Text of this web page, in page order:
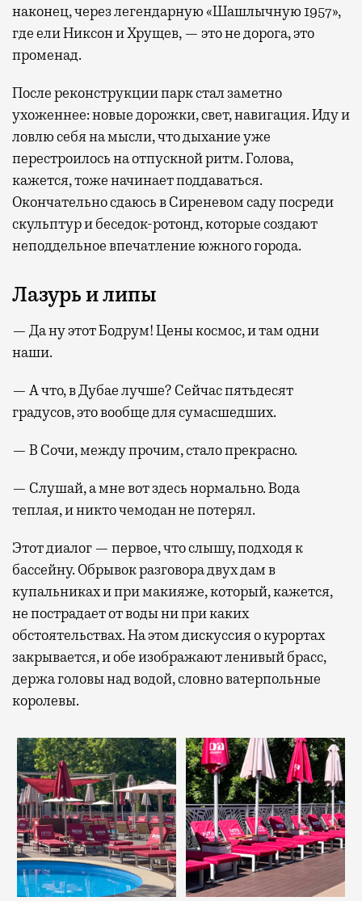
наконец, через легендарную «Шашлычную 1957»,
где ели Никсон и Хрущев, — это не дорога, это
променад.
После реконструкции парк стал заметно
ухоженнее: новые дорожки, свет, навигация. Иду и
ловлю себя на мысли, что дыхание уже
перестроилось на отпускной ритм. Голова,
кажется, тоже начинает поддаваться.
Окончательно сдаюсь в Сиреневом саду посреди
скульптур и беседок-ротонд, которые создают
неподдельное впечатление южного города.
Лазурь и липы
— Да ну этот Бодрум! Цены космос, и там одни
наши.
— А что, в Дубае лучше? Сейчас пятьдесят
градусов, это вообще для сумасшедших.
— В Сочи, между прочим, стало прекрасно.
— Слушай, а мне вот здесь нормально. Вода
теплая, и никто чемодан не потерял.
Этот диалог — первое, что слышу, подходя к
бассейну. Обрывок разговора двух дам в
купальниках и при макияже, который, кажется,
не пострадает от воды ни при каких
обстоятельствах. На этом дискуссия о курортах
закрывается, и обе изображают ленивый брасс,
держа головы над водой, словно ватерпольные
королевы.